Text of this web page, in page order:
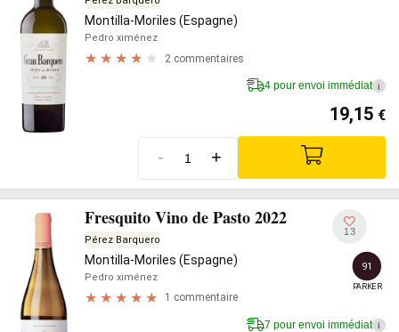
Montilla-Moriles (Espagne)
Pedro ximénez
2 commentaires
4 pour envoi immédiat i
19,15 €
- +
Fresquito Vino de Pasto 2022
Pérez Barquero
Montilla-Moriles (Espagne)
Pedro ximénez
1 commentaire
13
91
PARKER
7 pour envoi immédiat i